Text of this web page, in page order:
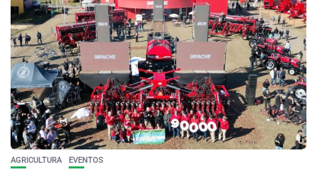
AGRICULTURA EVENTOS